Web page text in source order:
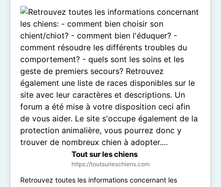
Tout sur les chiens
https://toutsurleschiens.com
Retrouvez toutes les informations concernant les